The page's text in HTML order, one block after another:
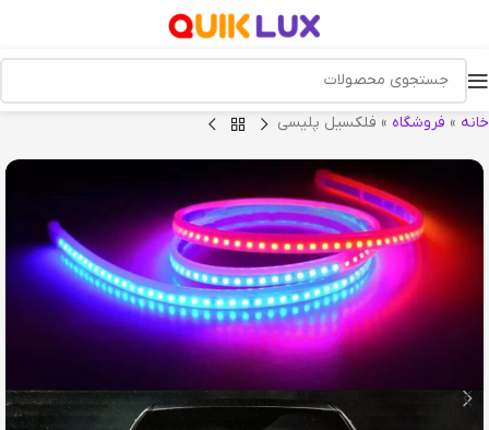
خانه » فروشگاه » فلکسیل پلیسی